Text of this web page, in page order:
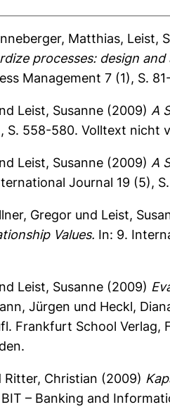
Matthias, Leist,
processes: design
Management 7 (1), S.
Leist, Susanne (2009) A
S. 558-580. Volltext nicht
Leist, Susanne (2009) A
Journal 19 (5),
Gregor und Leist,
Values. In: 9.
Leist, Susanne (2009)
Jürgen und Heckl,
Frankfurt School
Ritter, Christian (2009)
BIT – Banking and